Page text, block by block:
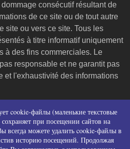
consécutif résultant de
de ce site ou de tout autre
site ou vers ce site. Tous les
à titre informatif uniquement
à des fins commerciales. Le
responsable et ne garantit pas
et l'exhaustivité des informations
(политика в
персональных данных)
файлов cookies
cookie-файлы (маленькие текстовые
при посещении сайтов на
всегда можете удалить cookie-файлы в
историю посещений. Продолжая